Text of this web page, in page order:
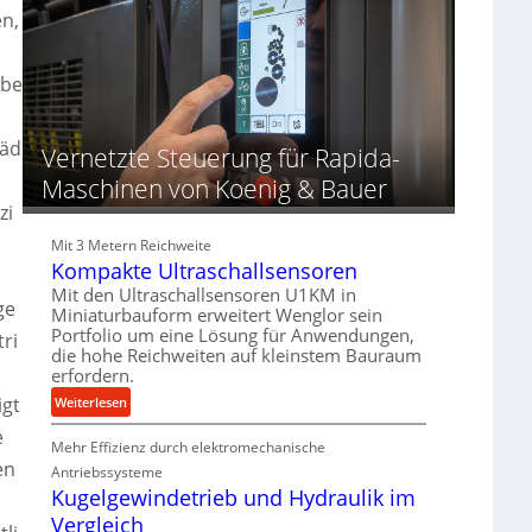
o
d
ü
r
d
e
P
r
o
d
u
k
t
o
n
i
n
d
Vernetzte Steuerung für Rapida-
Maschinen von Koenig & Bauer
Mit 3 Metern Reichweite
Kompakte Ultraschallsensoren
Mit den Ultraschallsensoren U1KM in
Miniaturbauform erweitert Wenglor sein
Portfolio um eine Lösung für Anwendungen,
die hohe Reichweiten auf kleinstem Bauraum
erfordern.
Weiterlesen:
K
o
m
p
a
Mehr Effizienz durch elektromechanische
Antriebssysteme
Kugelgewindetrieb und Hydraulik im
Vergleich